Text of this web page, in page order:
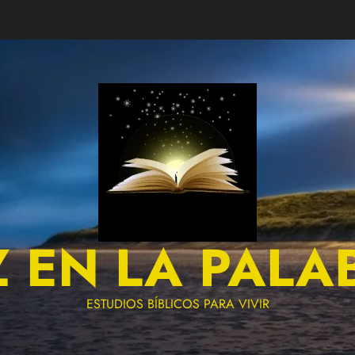
EN LA
ESTUDIOS BÍBLICOS PARA VIVIR